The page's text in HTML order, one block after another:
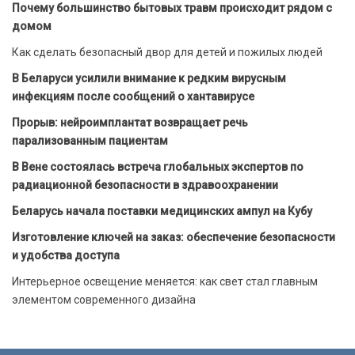
Почему большинство бытовых травм происходит рядом с
домом
Как сделать безопасный двор для детей и пожилых людей
В Беларуси усилили внимание к редким вирусным
инфекциям после сообщений о хантавирусе
Прорыв: нейроимплантат возвращает речь
парализованным пациентам
В Вене состоялась встреча глобальных экспертов по
радиационной безопасности в здравоохранении
Беларусь начала поставки медицинских ампул на Кубу
Изготовление ключей на заказ: обеспечение безопасности
и удобства доступа
Интерьерное освещение меняется: как свет стал главным
элементом современного дизайна